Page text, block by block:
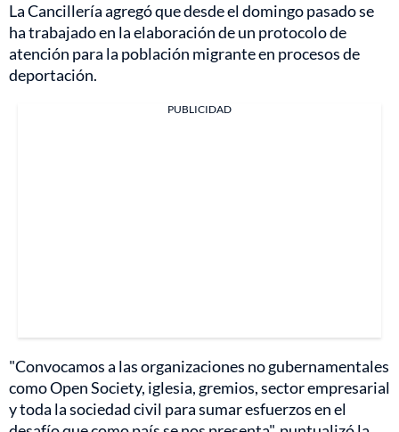
La Cancillería agregó que desde el domingo pasado se
ha trabajado en la elaboración de un protocolo de
atención para la población migrante en procesos de
deportación.
PUBLICIDAD
"Convocamos a las organizaciones no gubernamentales
como Open Society, iglesia, gremios, sector empresarial
y toda la sociedad civil para sumar esfuerzos en el